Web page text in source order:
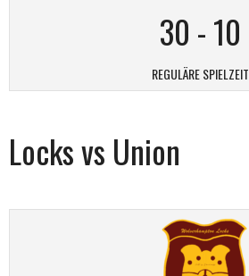
30 -10
REGULÄRE SPIELZEIT
Locks vs Union